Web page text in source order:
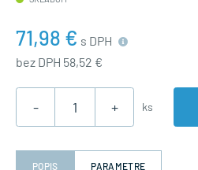
71,98 € s DPH
bez DPH 58,52 €
- + ks
POPIS PARAMETRE